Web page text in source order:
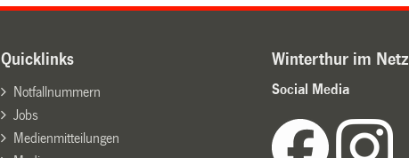
Quicklinks
Notfallnummern
Jobs
Medienmitteilungen
Winterthur im Netz
Social Media